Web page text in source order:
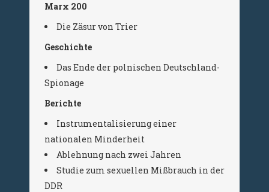
Marx 200
Die Zäsur von Trier
Geschichte
Das Ende der polnischen Deutschland-
Spionage
Berichte
Instrumentalisierung einer
nationalen Minderheit
Ablehnung nach zwei Jahren
Studie zum sexuellen Mißbrauch in der
DDR